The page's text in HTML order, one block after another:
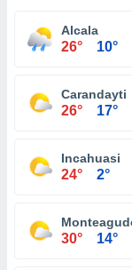
Alcala
26° 10°
Carandayti
26° 17°
Incahuasi
24° 2°
30° 14°